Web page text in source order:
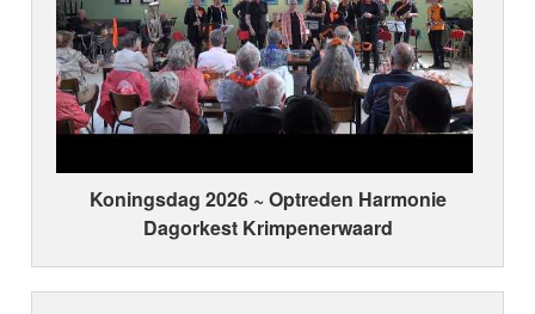
Koningsdag 2026 ~ Optreden Harmonie
Dagorkest Krimpenerwaard